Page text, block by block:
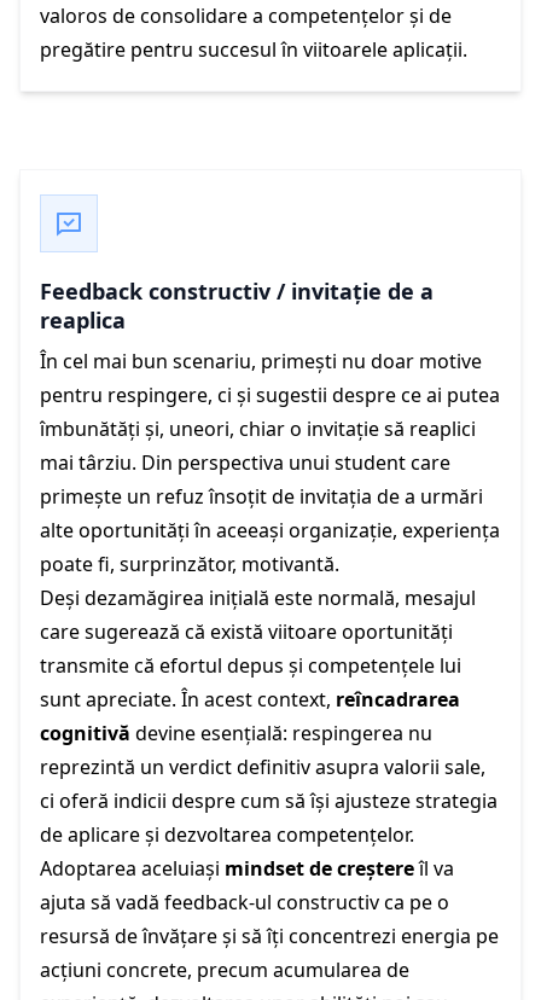
valoros de consolidare a competențelor și de
pregătire pentru succesul în viitoarele aplicații.
Feedback constructiv / invitație de a
reaplica
În cel mai bun scenariu, primești nu doar motive
pentru respingere, ci și sugestii despre ce ai putea
îmbunătăți și, uneori, chiar o invitație să reaplici
mai târziu. Din perspectiva unui student care
primește un refuz însoțit de invitația de a urmări
alte oportunități în aceeași organizație, experiența
poate fi, surprinzător, motivantă.
Deși dezamăgirea inițială este normală, mesajul
care sugerează că există viitoare oportunități
transmite că efortul depus și competențele lui
sunt apreciate. În acest context, reîncadrarea
cognitivă devine esențială: respingerea nu
reprezintă un verdict definitiv asupra valorii sale,
ci oferă indicii despre cum să își ajusteze strategia
de aplicare și dezvoltarea competențelor.
Adoptarea aceluiași mindset de creștereîl va
ajuta să vadă feedback-ul constructiv ca pe o
resursă de învățare și să îți concentrezi energia pe
acțiuni concrete, precum acumularea de